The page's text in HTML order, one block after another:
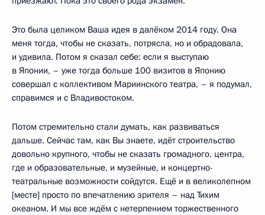
Это была целиком Ваша идея в далёком 2014 году. Она
меня тогда, чтобы не сказать, потрясла, но и обрадовала,
и удивила. Потом я сказал себе: если я выступаю
в Японии, – уже тогда больше 100 визитов в Японию
совершал с коллективом Мариинского театра, – я подумал,
справимся и с Владивостоком.
Потом стремительно стали думать, как развиваться
дальше. Сейчас там, как Вы знаете, идёт строительство
довольно крупного, чтобы не сказать громадного, центра,
где и образовательные, и музейные, и концертно-
театральные возможности сойдутся. Ещё и в великолепном
[месте] просто по впечатлению зрителя – над Тихим
океаном. И мы все ждём с нетерпением торжественного